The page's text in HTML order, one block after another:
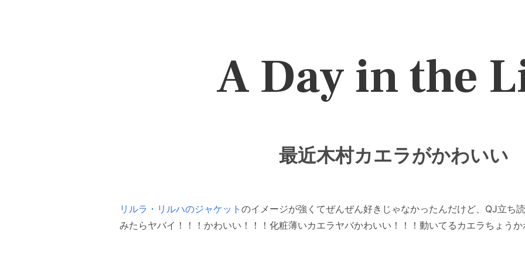
A Day in the
最近木村カエラがかわいい
リルラ・リルハのジャケット のイメージが強くてぜんぜん好きじゃなかったんだけど、QJ立ち
みたらヤバイ！！！かわいい！！！化粧薄いカエラヤバかわいい！！！動いてるカエラちょう